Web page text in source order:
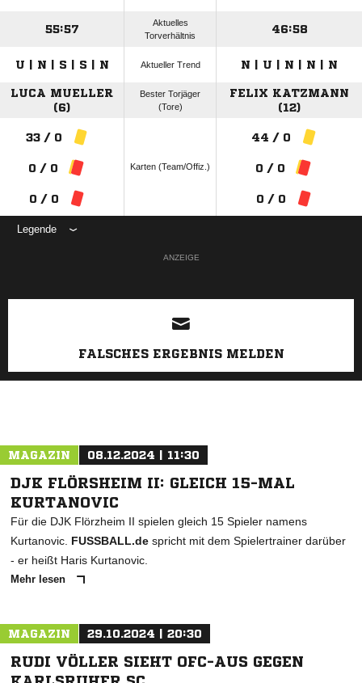
55:57
Aktuelles
Torverhältnis
46:58
U | N | S | S | N Aktueller Trend N | U | N | N | N
LUCA MUELLER
(6)
Bester Torjäger
(Tore)
FELIX KATZMANN
(12)
33 / 0
0 / 0
0 / 0
Karten (Team/Offiz.)
44 / 0
0 / 0
0 / 0
Legende
ANZEIGE
FALSCHES ERGEBNIS MELDEN
MAGAZIN 08.12.2024 | 11:30
DJK FLÖRSHEIM II: GLEICH 15-MAL
KURTANOVIC
Für die DJK Flörzheim II spielen gleich 15 Spieler namens
Kurtanovic. FUSSBALL.de spricht mit dem Spielertrainer darüber
- er heißt Haris Kurtanovic.
Mehr lesen
MAGAZIN 29.10.2024 | 20:30
RUDI VÖLLER SIEHT OFC-AUS GEGEN